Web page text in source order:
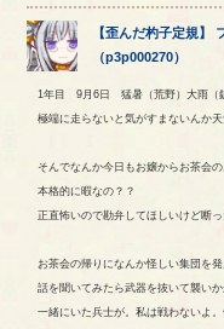
【歪んだ杓子定規】
（p3p000270）
1年目 9月6日 猛暑（荒野）大雨（
極端に走らないと気がすまないんか天
そんでなんか今日もお嬢からお茶会の
本格的に暇なの？？
正直怖いので勘弁してほしいけど断
お茶会の帰りになんか怪しい集団を発
話を聞いてみたら武器を抜いて襲いか
一緒にいた兵士が。私は戦わないよ。